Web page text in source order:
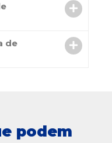
de
podem